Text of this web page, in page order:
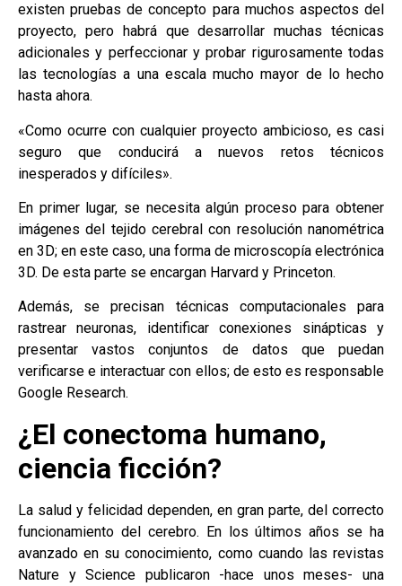
existen pruebas de concepto para muchos aspectos del
proyecto, pero habrá que desarrollar muchas técnicas
adicionales y perfeccionar y probar rigurosamente todas
las tecnologías a una escala mucho mayor de lo hecho
hasta ahora.
«Como ocurre con cualquier proyecto ambicioso, es casi
seguro que conducirá a nuevos retos técnicos
inesperados y difíciles».
En primer lugar, se necesita algún proceso para obtener
imágenes del tejido cerebral con resolución nanométrica
en 3D; en este caso, una forma de microscopía electrónica
3D. De esta parte se encargan Harvard y Princeton.
Además, se precisan técnicas computacionales para
rastrear neuronas, identificar conexiones sinápticas y
presentar vastos conjuntos de datos que puedan
verificarse e interactuar con ellos; de esto es responsable
Google Research.
​¿El conectoma humano,
ciencia ficción?
La salud y felicidad dependen, en gran parte, del correcto
funcionamiento del cerebro. En los últimos años se ha
avanzado en su conocimiento, como cuando las revistas
Nature y Science publicaron -hace unos meses- una